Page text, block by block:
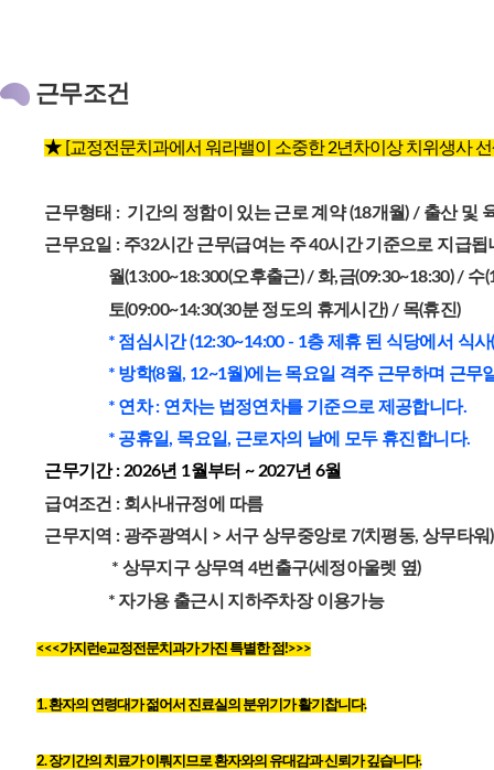
근무조건
★ [교정전문치과에서 워라밸이 소중한 2년차이상 치위생사
근무형태 : 기간의 정함이 있는 근로 계약 (18개월) / 출산 및
근무요일 : 주32시간 근무(급여는 주 40시간 기준으로 지급됩
월(13:00~18:300(오후출근) / 화,금(09:30~18:30) / 수
토(09:00~14:30(30분 정도의 휴게시간) / 목(휴진)
* 점심시간 (12:30~14:00 - 1층 제휴 된 식당에서 식사(
* 방학(8월, 12~1월)에는 목요일 격주 근무하며 근무일
* 연차 : 연차는 법정연차를 기준으로 제공합니다.
* 공휴일, 목요일, 근로자의 날에 모두 휴진합니다.
근무기간 : 2026년 1월부터 ~ 2027년 6월
급여조건 : 회사내규정에 따름
근무지역 : 광주광역시 > 서구 상무중앙로 7(치평동, 상무타워)
* 상무지구 상무역 4번출구(세정아울렛 옆)
* 자가용 출근시 지하주차장 이용가능
<<<가지런e교정전문치과가 가진 특별한 점!>>>
1. 환자의 연령대가 젊어서 진료실의 분위기가 활기찹니다.
2. 장기간의 치료가 이뤄지므로 환자와의 유대감과 신뢰가 깊습니다.